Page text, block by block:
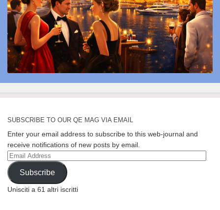
SUBSCRIBE TO OUR QE MAG VIA EMAIL
Enter your email address to subscribe to this web-journal and
receive notifications of new posts by email.
Email
Address
Subscribe
Unisciti a 61 altri iscritti